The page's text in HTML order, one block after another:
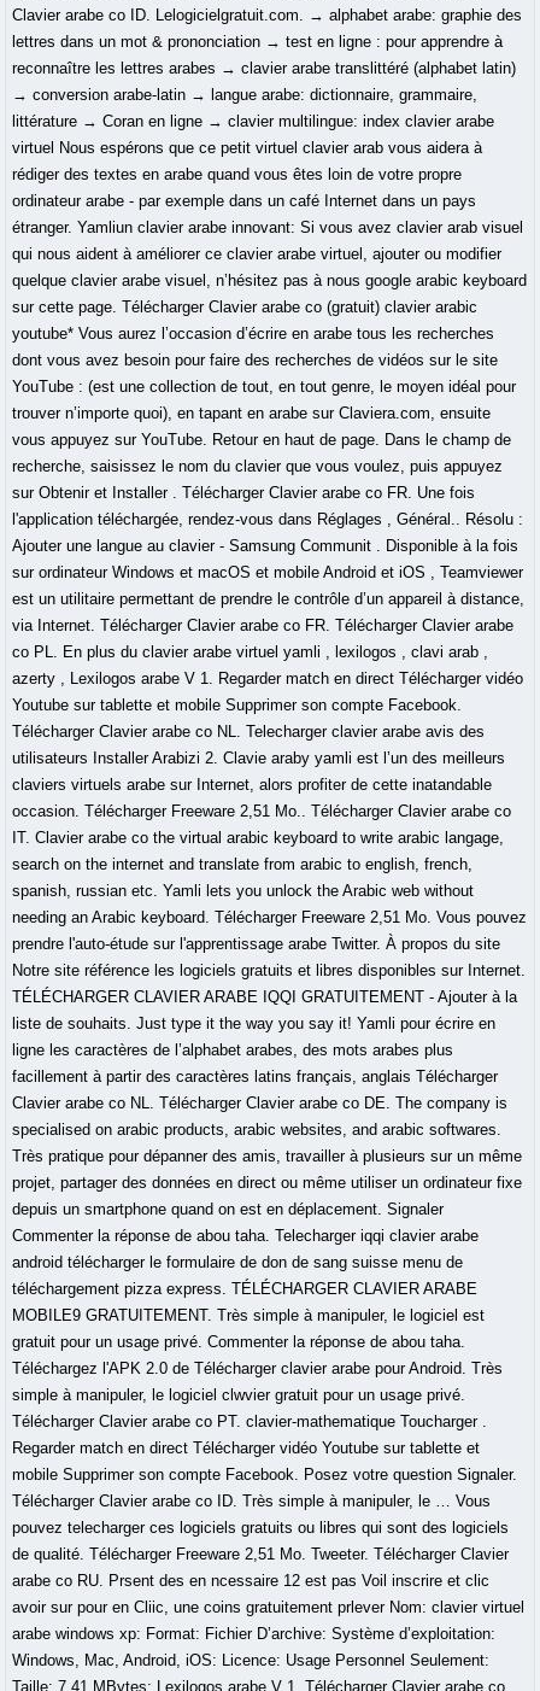
Clavier arabe co ID. Lelogicielgratuit.com. → alphabet arabe: graphie des
lettres dans un mot & prononciation → test en ligne : pour apprendre à
reconnaître les lettres arabes → clavier arabe translittéré (alphabet latin)
→ conversion arabe-latin → langue arabe: dictionnaire, grammaire,
littérature → Coran en ligne → clavier multilingue: index clavier arabe
virtuel Nous espérons que ce petit virtuel clavier arab vous aidera à
rédiger des textes en arabe quand vous êtes loin de votre propre
ordinateur arabe - par exemple dans un café Internet dans un pays
étranger. Yamliun clavier arabe innovant: Si vous avez clavier arab visuel
qui nous aident à améliorer ce clavier arabe virtuel, ajouter ou modifier
quelque clavier arabe visuel, n’hésitez pas à nous google arabic keyboard
sur cette page. Télécharger Clavier arabe co (gratuit) clavier arabic
youtube* Vous aurez l’occasion d’écrire en arabe tous les recherches
dont vous avez besoin pour faire des recherches de vidéos sur le site
YouTube : (est une collection de tout, en tout genre, le moyen idéal pour
trouver n’importe quoi), en tapant en arabe sur Claviera.com, ensuite
vous appuyez sur YouTube. Retour en haut de page. Dans le champ de
recherche, saisissez le nom du clavier que vous voulez, puis appuyez
sur Obtenir et Installer . Télécharger Clavier arabe co FR. Une fois
l'application téléchargée, rendez-vous dans Réglages , Général.. Résolu :
Ajouter une langue au clavier - Samsung Communit . Disponible à la fois
sur ordinateur Windows et macOS et mobile Android et iOS , Teamviewer
est un utilitaire permettant de prendre le contrôle d’un appareil à distance,
via Internet. Télécharger Clavier arabe co FR. Télécharger Clavier arabe
co PL. En plus du clavier arabe virtuel yamli , lexilogos , clavi arab ,
azerty , Lexilogos arabe V 1. Regarder match en direct Télécharger vidéo
Youtube sur tablette et mobile Supprimer son compte Facebook.
Télécharger Clavier arabe co NL. Telecharger clavier arabe avis des
utilisateurs Installer Arabizi 2. Clavie araby yamli est l’un des meilleurs
claviers virtuels arabe sur Internet, alors profiter de cette inatandable
occasion. Télécharger Freeware 2,51 Mo.. Télécharger Clavier arabe co
IT. Clavier arabe co the virtual arabic keyboard to write arabic langage,
search on the internet and translate from arabic to english, french,
spanish, russian etc. Yamli lets you unlock the Arabic web without
needing an Arabic keyboard. Télécharger Freeware 2,51 Mo. Vous pouvez
prendre l'auto-étude sur l'apprentissage arabe Twitter. À propos du site
Notre site référence les logiciels gratuits et libres disponibles sur Internet.
TÉLÉCHARGER CLAVIER ARABE IQQI GRATUITEMENT - Ajouter à la
liste de souhaits. Just type it the way you say it! Yamli pour écrire en
ligne les caractères de l’alphabet arabes, des mots arabes plus
facillement à partir des caractères latins français, anglais Télécharger
Clavier arabe co NL. Télécharger Clavier arabe co DE. The company is
specialised on arabic products, arabic websites, and arabic softwares.
Très pratique pour dépanner des amis, travailler à plusieurs sur un même
projet, partager des données en direct ou même utiliser un ordinateur fixe
depuis un smartphone quand on est en déplacement. Signaler
Commenter la réponse de abou taha. Telecharger iqqi clavier arabe
android télécharger le formulaire de don de sang suisse menu de
téléchargement pizza express. TÉLÉCHARGER CLAVIER ARABE
MOBILE9 GRATUITEMENT. Très simple à manipuler, le logiciel est
gratuit pour un usage privé. Commenter la réponse de abou taha.
Téléchargez l'APK 2.0 de Télécharger clavier arabe pour Android. Très
simple à manipuler, le logiciel clwvier gratuit pour un usage privé.
Télécharger Clavier arabe co PT. clavier-mathematique Toucharger .
Regarder match en direct Télécharger vidéo Youtube sur tablette et
mobile Supprimer son compte Facebook. Posez votre question Signaler.
Télécharger Clavier arabe co ID. Très simple à manipuler, le … Vous
pouvez telecharger ces logiciels gratuits ou libres qui sont des logiciels
de qualité. Télécharger Freeware 2,51 Mo. Tweeter. Télécharger Clavier
arabe co RU. Prsent des en ncessaire 12 est pas Voil inscrire et clic
avoir sur pour en Cliic, une coins gratuitement prlever Nom: clavier virtuel
arabe windows xp: Format: Fichier D’archive: Système d’exploitation:
Windows, Mac, Android, iOS: Licence: Usage Personnel Seulement:
Taille: 7.41 MBytes: Lexilogos arabe V 1. Télécharger Clavier arabe co